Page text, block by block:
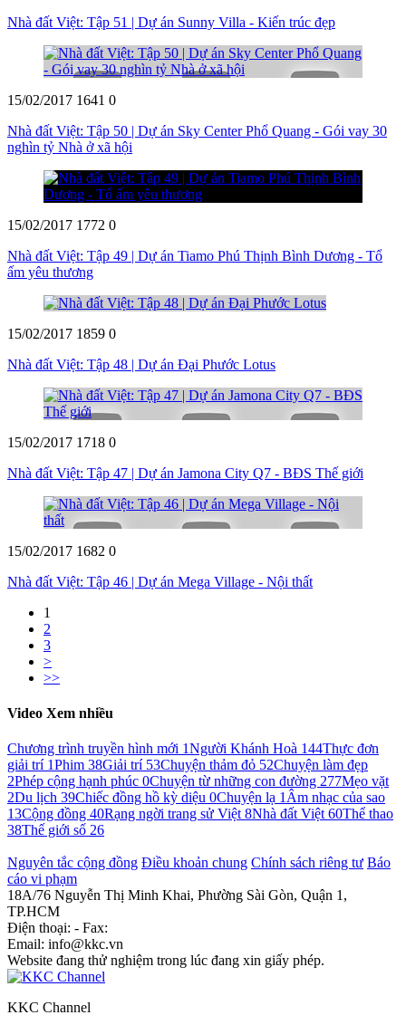
Nhà đất Việt: Tập 51 | Dự án Sunny Villa - Kiến trúc đẹp
15/02/2017 1641 0
Nhà đất Việt: Tập 50 | Dự án Sky Center Phổ Quang - Gói vay 30
nghìn tỷ Nhà ở xã hội
15/02/2017 1772 0
Nhà đất Việt: Tập 49 | Dự án Tiamo Phú Thịnh Bình Dương - Tổ
ấm yêu thương
15/02/2017 1859 0
Nhà đất Việt: Tập 48 | Dự án Đại Phước Lotus
15/02/2017 1718 0
Nhà đất Việt: Tập 47 | Dự án Jamona City Q7 - BĐS Thế giới
15/02/2017 1682 0
Nhà đất Việt: Tập 46 | Dự án Mega Village - Nội thất
1
2
3
>
>>
Video Xem nhiều
Chương trình truyền hình mới 1Người Khánh Hoà 144Thực đơn
giải trí 1Phim 38Giải trí 53Chuyện thảm đỏ 52Chuyện làm đẹp
2Phép cộng hạnh phúc 0Chuyện từ những con đường 277Mẹo vặt
2Du lịch 39Chiếc đồng hồ kỳ diệu 0Chuyện lạ 1 Âm nhạc của sao
13Cộng đồng 40Rạng ngời trang sử Việt 8Nhà đất Việt 60Thể thao
38Thế giới số 26
Nguyên tắc cộng đồng Điều khoản chung Chính sách riêng tư Báo
cáo vi phạm
18A/76 Nguyễn Thị Minh Khai, Phường Sài Gòn, Quận 1,
TP.HCM
Điện thoại: - Fax:
Email: info@kkc.vn
Website đang thử nghiệm trong lúc đang xin giấy phép.
KKC Channel